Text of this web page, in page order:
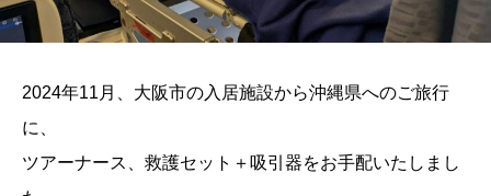
2024年11月、大阪市の入居施設から沖縄県へのご旅行
に、
ツアーナース、救護セット＋吸引器をお手配いたしまし